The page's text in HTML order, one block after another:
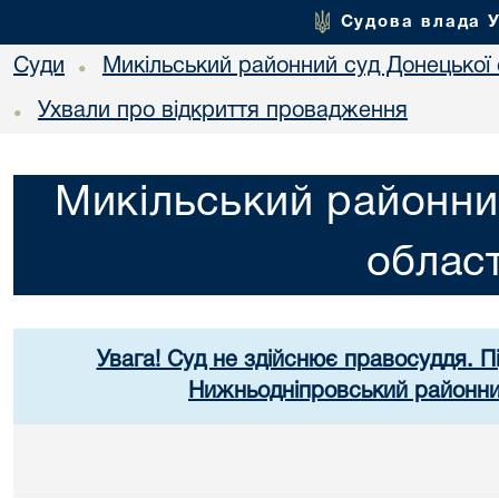
Судова влада
Суди • Микільський районний суд Донецької
• Ухвали про відкриття провадження
Микільський
Увага! Суд не здійснює правосуддя.
Нижньодніпровський